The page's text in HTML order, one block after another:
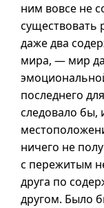
ним вовсе не
существовать
даже два
мира, — мир
последнего
следовало бы,
ничего не
с пережитым
друга по
другом. Было